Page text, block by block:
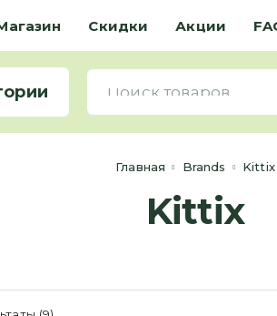
Скидки Акции
Главная Brands Kittix
Kittix